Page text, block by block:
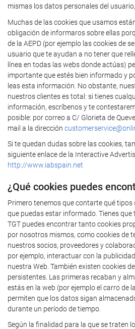
mismas los datos personales del
Muchas de las cookies que usamos
obligación de informaros sobre ellas
de la AEPD (por ejemplo las cookies de
usuario que te ayudan a no tener que
línea en todas las webs donde actúas)
importante que estés bien informado y
leas esta información. No obstante,
nuestros clientes es total: si tienes
información, escríbenos y te
posible: por correo a C/ Glorieta de
mail a la dirección
Si te quedan dudas sobre las cookies,
siguiente enlace de la Interactive
http://www.iabspain.net
¿Qué cookies puedes
Primero tenemos que contarte qué tipos
que puedas estar informado. Tienes que
TGT puedes encontrar tanto cookies
por nosotros mismos, como cookies de
nuestros socios, proveedores y
por ejemplo, interactuar con la
nuestra Web. También existen cookies
persistentes. Las primeras recaban y
estás en la web (por ejemplo el carro de
permiten que los datos sigan
durante un período de tiempo.
Según la finalidad para la que se traten